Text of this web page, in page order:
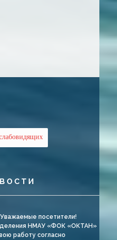
посетители!
НМАУ «ФОК «ОКТАН»
работу согласно